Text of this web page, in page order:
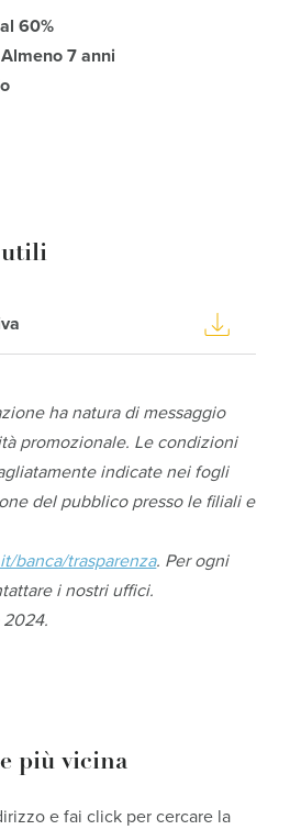
60%
Almeno 7 anni
utili
ha natura di messaggio
promozionale. Le condizioni
indicate nei fogli
del pubblico presso le filiali e
banca/trasparenza. Per ogni
i nostri uffici.
più vicina
e fai click per cercare la